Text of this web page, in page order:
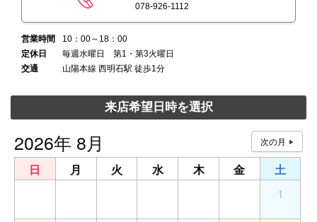
078-926-1112
営業時間
10：00～18：00
定休日
毎週水曜日 第1・第3火曜日
交通
山陽本線 西明石駅 徒歩1分
来店希望日時を選択
2026年 8月
日 月 火 水 木 金
土
1